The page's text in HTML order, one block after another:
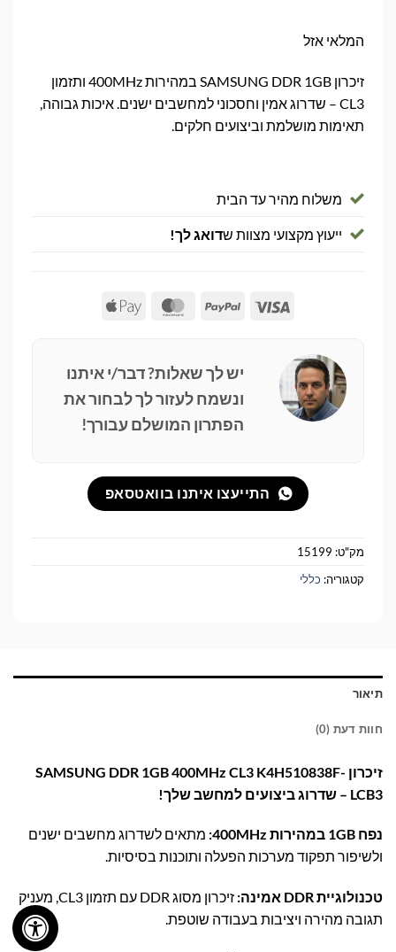
המלאי אזל
זיכרון SAMSUNG DDR 1GB במהירות 400MHz ותזמון
CL3 – שדרוג אמין וחסכוני למחשבים ישנים. איכות גבוהה,
תאימות מושלמת וביצועים חלקים.
משלוח מהיר עד הבית
ייעוץ מקצועי מצוות שדואג לך!
Visa
PayPal
MasterCard
Apple
יש לך שאלות? דבר/י איתנו
ונשמח לעזור לך לבחור את
הפתרון המושלם עבורך!
התייעצו איתנו בוואטסאפ
מק"ט: 15199
קטגוריה: כללי
תיאור
חוות דעת (0)
זיכרון SAMSUNG DDR 1GB 400MHz CL3 K4H510838F-
LCB3 – שדרוג ביצועים למחשב שלך!
נפח 1GB במהירות 400MHz:
מתאים לשדרוג מחשבים ישנים
ולשיפור תפקוד מערכות הפעלה ותוכנות בסיסיות.
טכנולוגיית DDR אמינה:
זיכרון מסוג DDR עם תזמון CL3, מעניק
תגובה מהירה ויציבות בעבודה שוטפת.